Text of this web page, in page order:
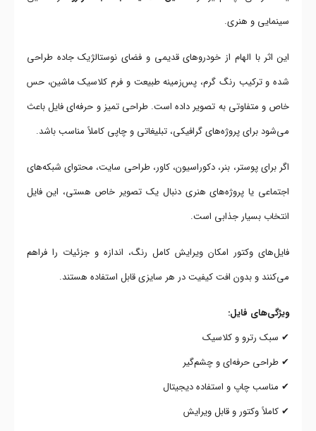
سینمایی و هنری.
این اثر با الهام از خودروهای قدیمی و فضای نوستالژیک جاده طراحی
شده و ترکیب رنگ گرم، پس‌زمینه طبیعت و فرم کلاسیک ماشین، حس
خاص و متفاوتی به تصویر داده است. طراحی تمیز و حرفه‌ای فایل باعث
می‌شود برای پروژه‌های گرافیکی، تبلیغاتی و چاپی کاملاً مناسب باشد.
اگر برای پوستر، بنر، دکوراسیون، کاور، طراحی سایت، محتوای شبکه‌های
اجتماعی یا پروژه‌های هنری دنبال یک تصویر خاص هستی، این فایل
انتخاب بسیار جذابی است.
فایل‌های وکتور امکان ویرایش کامل رنگ، اندازه و جزئیات را فراهم
می‌کنند و بدون افت کیفیت در هر سایزی قابل استفاده هستند.
ویژگی‌های فایل:
✔ سبک رترو و کلاسیک
✔ طراحی حرفه‌ای و چشم‌گیر
✔ مناسب چاپ و استفاده دیجیتال
✔ کاملاً وکتور و قابل ویرایش